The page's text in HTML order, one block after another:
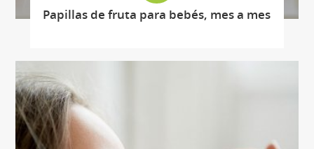
Papillas de fruta para bebés, mes a mes